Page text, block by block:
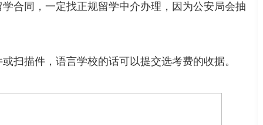
合同 ，一定找正规留学中介办理，因为公安局会抽
或扫描件 ，语言学校的话可以提交选考费的收据。